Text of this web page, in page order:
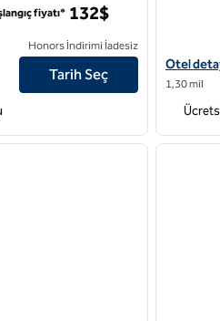
için otel detaylarını
fiyatı* 132$
Honors İndirimi İadesiz
Tarih Seç
Hilton
Otel
1,30 mil
sonraki görsel
1 / 12